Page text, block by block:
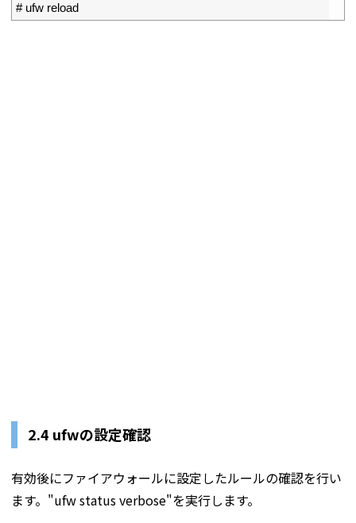
# ufw reload
2.4 ufwの設定確認
有効後にファイアウォールに設定したルールの確認を行い
ます。"ufw status verbose"を実行します。